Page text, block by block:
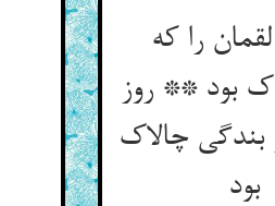
را که
بود ** روز
چالاک
بود